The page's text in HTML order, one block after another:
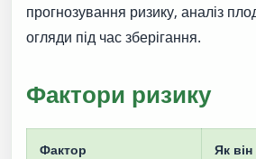
прогнозування ризику, аналіз
огляди під час зберігання.
Фактори ризику
Фактор Як